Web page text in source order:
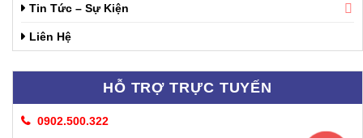
Tin Tức – Sự Kiện
Liên Hệ
HỖ TRỢ TRỰC TUYẾN
0902.500.322